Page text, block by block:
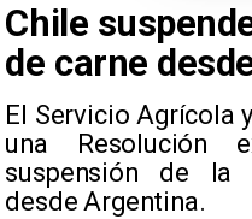
Chile
de carne
El Servicio Agrícola
una Resolución
suspensión de la
desde Argentina.